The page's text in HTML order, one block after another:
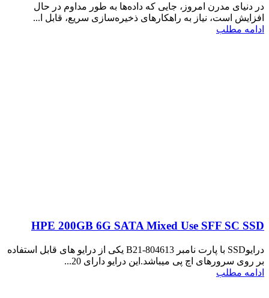
در دنیای مدرن امروز، جایی که داده‌ها به طور مداوم در حال
افزایش است، نیاز به راهکارهای ذخیره‌سازی سریع، قابل ا...
ادامه مطلب
HPE 200GB 6G SATA Mixed Use SFF SC SSD
درایوSSD با پارت نامبر 804613-B21 یکی از درایو های قابل استفاده
بر روی سرورهای اچ پی میباشد.این درایو دارای 20...
ادامه مطلب